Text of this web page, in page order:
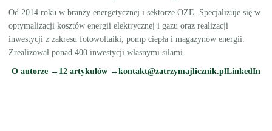
Od 2014 roku w branży energetycznej i sektorze OZE. Specjalizuje się w
optymalizacji kosztów energii elektrycznej i gazu oraz realizacji
inwestycji z zakresu fotowoltaiki, pomp ciepła i magazynów energii.
Zrealizował ponad 400 inwestycji własnymi siłami.
O autorze → 12 artykułów → kontakt@zatrzymajlicznik.plLinkedIn